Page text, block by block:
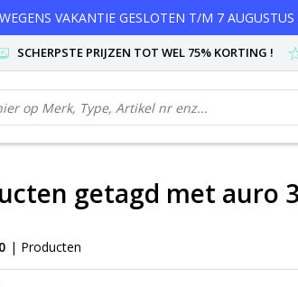
WEGENS VAKANTIE GESLOTEN T/M 7
SCHERPSTE PRIJZEN TOT WEL 75% KORTING !
getagd met auro
| Producten